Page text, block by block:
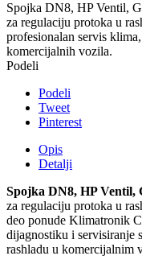
Spojka DN8, HP Ventil,
za regulaciju protoka u
profesionalan servis
komercijalnih vozila.
Podeli
Podeli
Tweet
Pinterest
Opis
Detalji
Spojka DN8, HP Ventil,
za regulaciju protoka u
deo ponude Klimatronik
dijagnostiku i servisiranje
rashladu u komercijalnim